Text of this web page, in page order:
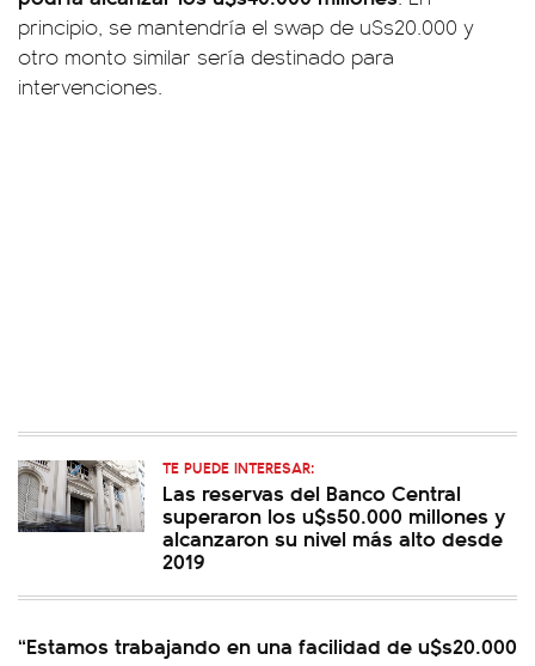
principio, se mantendría el swap de u$s20.000 y
otro monto similar sería destinado para
intervenciones.
TE PUEDE INTERESAR:
Las reservas del Banco Central
superaron los u$s50.000 millones y
alcanzaron su nivel más alto desde
2019
“Estamos trabajando en una facilidad de u$s20.000